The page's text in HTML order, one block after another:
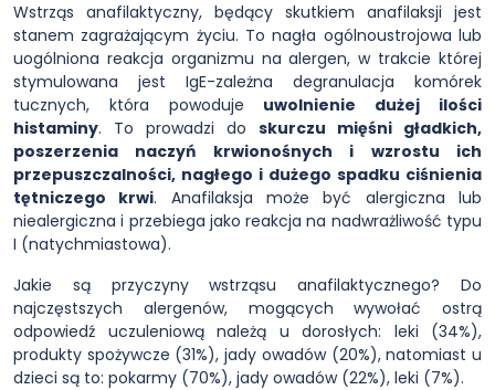
Wstrząs anafilaktyczny, będący skutkiem anafilaksji jest
stanem zagrażającym życiu. To nagła ogólnoustrojowa lub
uogólniona reakcja organizmu na alergen, w trakcie której
stymulowana jest IgE-zależna degranulacja komórek
tucznych, która powoduje uwolnienie dużej ilości
histaminy. To prowadzi do skurczu mięśni gładkich,
poszerzenia naczyń krwionośnych i wzrostu ich
przepuszczalności, nagłego i dużego spadku ciśnienia
tętniczego krwi. Anafilaksja może być alergiczna lub
niealergiczna i przebiega jako reakcja na nadwrażliwość typu
I (natychmiastowa).
Jakie są przyczyny wstrząsu anafilaktycznego? Do
najczęstszych alergenów, mogących wywołać ostrą
odpowiedź uczuleniową należą u dorosłych: leki (34%),
produkty spożywcze (31%), jady owadów (20%), natomiast u
dzieci są to: pokarmy (70%), jady owadów (22%), leki (7%).